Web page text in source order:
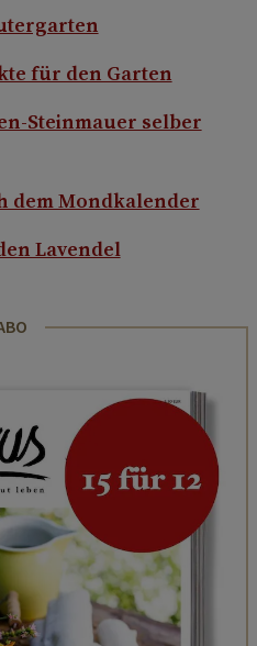
für den Garten
Steinmauer selber
dem Mondkalender
Lavendel